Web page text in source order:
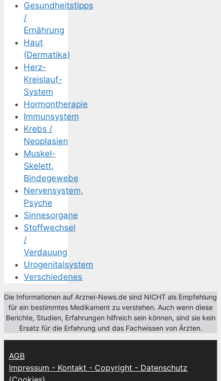
Gesundheitstipps
/
Ernährung
Haut
(Dermatika)
Herz-
Kreislauf-
System
Hormontherapie
Immunsystem
Krebs /
Neoplasien
Muskel-
Skelett,
Bindegewebe
Nervensystem,
Psyche
Sinnesorgane
Stoffwechsel
/
Verdauung
Urogenitalsystem
Verschiedenes
Die Informationen auf Arznei-News.de sind NICHT als Empfehlung
für ein bestimmtes Medikament zu verstehen. Auch wenn diese
Berichte, Studien, Erfahrungen hilfreich sein können, sind sie kein
Ersatz für die Erfahrung und das Fachwissen von Ärzten.
AGB
Impressum - Kontakt - Copyright - Datenschutz